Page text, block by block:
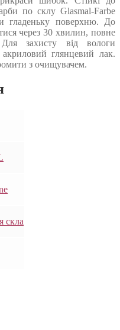
по склу Glasmal-Farbe
гладеньку поверхню. До
через 30 хвилин, повне
захисту від вологи
акриловий глянцевий лак.
з очищувачем.
скла